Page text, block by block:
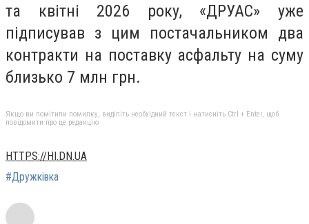
та квітні 2026 року, «ДРУАС» уже
підписував з цим постачальником два
контракти на поставку асфальту на суму
близько 7 млн грн.
Якщо ви помітили помилку, виділіть необхідний текст і натисніть Ctrl + Enter, щоб
повідомити про це редакцію
HTTPS://HI.DN.UA
#Дружківка